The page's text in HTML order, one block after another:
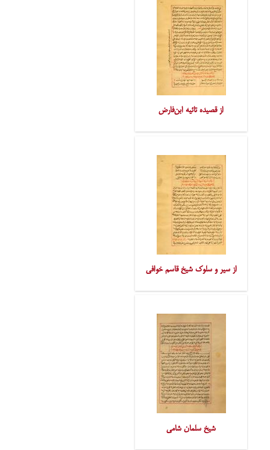
از قصیده تائیه ابن‌فارض
از سیر و سلوک شیخ قاسم خوافی
شیخ سلمان شامی